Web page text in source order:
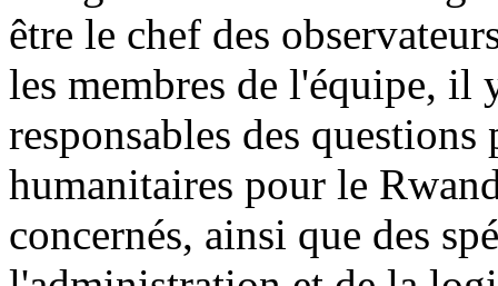
être le chef des
les membres de l'équipe, il
responsables des
humanitaires pour le
concernés, ainsi que des